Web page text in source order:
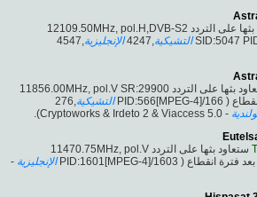
أوقفت بثها على التردد 12109.50MHz, pol.H,DVB-S2
SID:5047 التشيكية,4247 الإنجليزية,4547
ستعاود بثها على التردد 11856.00MHz, pol.V SR:29900
التشيكية,276
- Cryptoworks & Irdeto 2 & Viaccess 5.0).
ستعاود بثها على التردد 11470.75MHz, pol.V
الإنجليزية -